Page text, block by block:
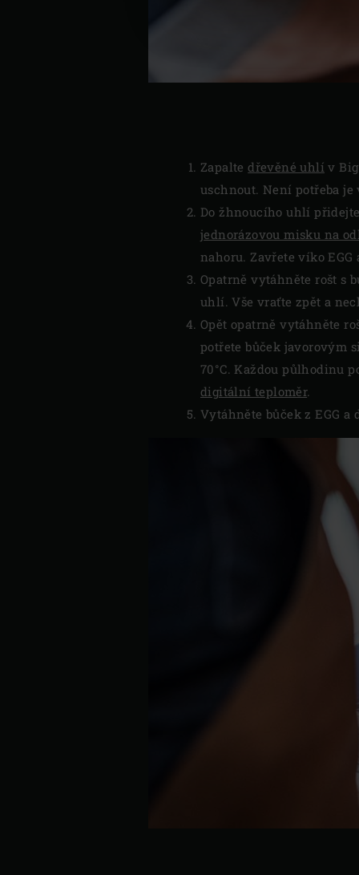
Zapalte dřevěné uhlí v
uschnout. Není potřeba je
Do žhnoucího uhlí
jednorázovou misku na
nahoru. Zavřete víko
Opatrně vytáhněte rošt s
uhlí. Vše vraťte zpět a
Opět opatrně vytáhněte
potřete bůček javorovým
70°C. Každou půlhodinu
digitální teploměr.
Vytáhněte bůček z EGG